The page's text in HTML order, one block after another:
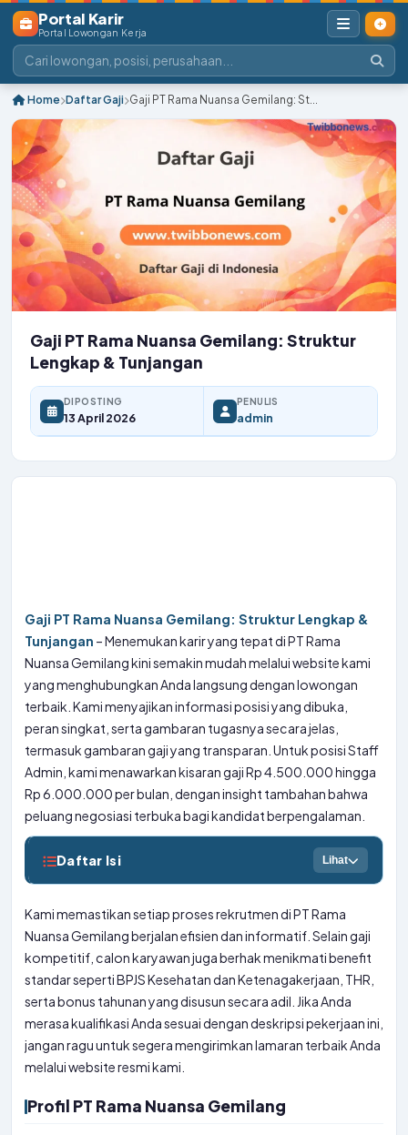
Portal Karir
Portal Lowongan Kerja
Home Daftar Gaji Gaji PT Rama Nuansa Gemilang: St...
Gaji PT Rama Nuansa Gemilang: Struktur
Lengkap & Tunjangan
DIPOSTING
13 April 2026
PENULIS
admin
Gaji PT Rama Nuansa Gemilang: Struktur Lengkap &
Tunjangan – Menemukan karir yang tepat di PT Rama
Nuansa Gemilang kini semakin mudah melalui website kami
yang menghubungkan Anda langsung dengan lowongan
terbaik. Kami menyajikan informasi posisi yang dibuka,
peran singkat, serta gambaran tugasnya secara jelas,
termasuk gambaran gaji yang transparan. Untuk posisi Staff
Admin, kami menawarkan kisaran gaji Rp 4.500.000 hingga
Rp 6.000.000 per bulan, dengan insight tambahan bahwa
peluang negosiasi terbuka bagi kandidat berpengalaman.
Daftar Isi Lihat
Kami memastikan setiap proses rekrutmen di PT Rama
Nuansa Gemilang berjalan efisien dan informatif. Selain gaji
kompetitif, calon karyawan juga berhak menikmati benefit
standar seperti BPJS Kesehatan dan Ketenagakerjaan, THR,
serta bonus tahunan yang disusun secara adil. Jika Anda
merasa kualifikasi Anda sesuai dengan deskripsi pekerjaan ini,
jangan ragu untuk segera mengirimkan lamaran terbaik Anda
melalui website resmi kami.
Profil PT Rama Nuansa Gemilang